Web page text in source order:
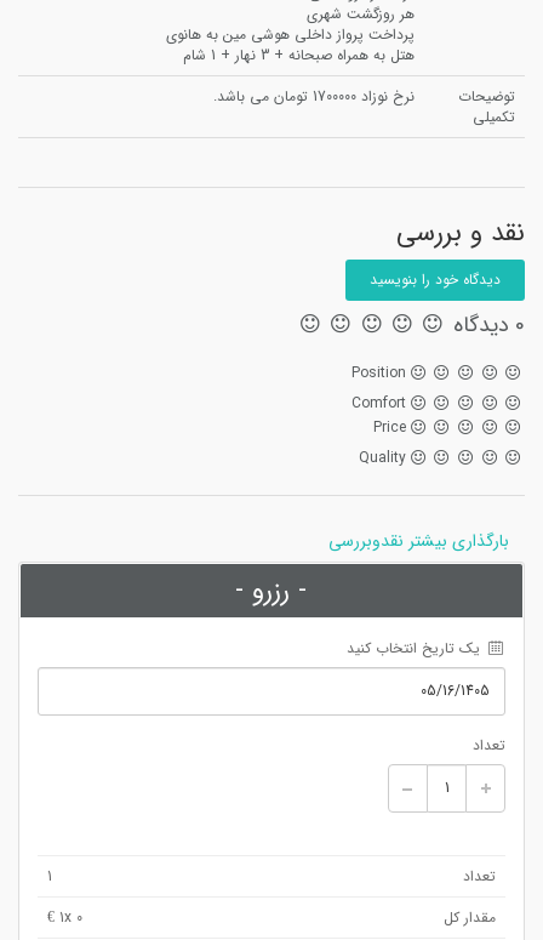
هر روزگشت شهری
پرداخت پرواز داخلی هوشی مین به هانوی
هتل به همراه صبحانه + 3 نهار + 1 شام
توضیحات
تکمیلی
نرخ نوزاد 1700000 تومان می باشد.
نقد و بررسی
دیدگاه خود را بنویسید
0 دیدگاه
Position
Comfort
Price
Quality
بارگذاری بیشتر نقدوبررسی
- رزرو -
یک تاریخ انتخاب کنید
تعداد
تعداد
1
مقدار کل
1x 0 €